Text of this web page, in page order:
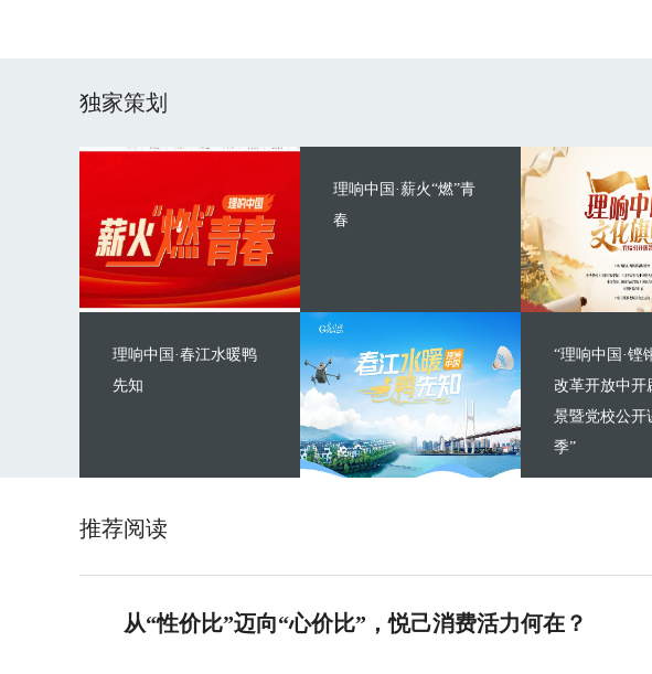
独家策划
理响中国·薪火“燃”青
春
理响中国·春江水暖鸭
先知
“理响中国·铿
改革开放中开
景暨党校公开
季”
推荐阅读
从“性价比”迈向“心价比”，悦己消费活力何在？